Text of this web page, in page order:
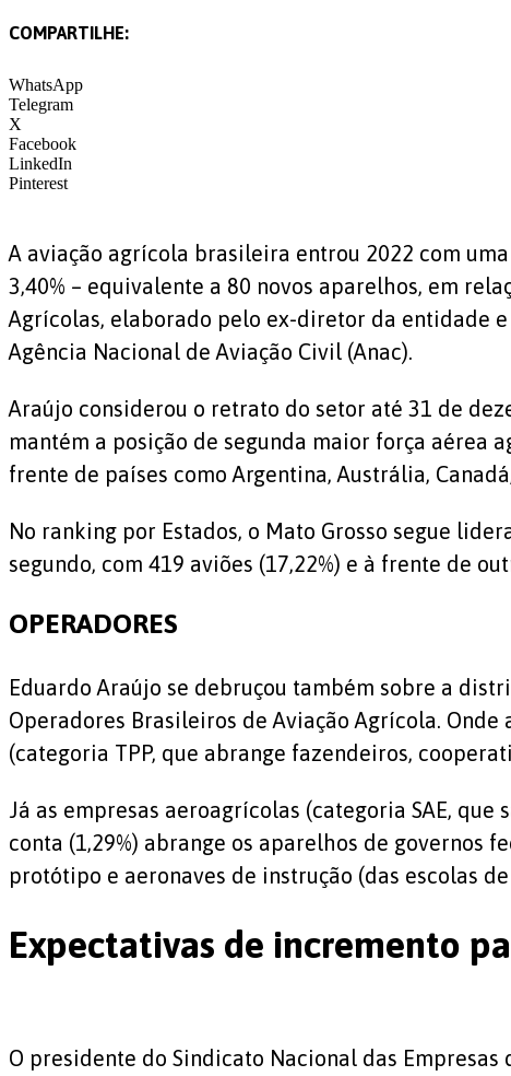
COMPARTILHE:
WhatsApp
Telegram
X
Facebook
LinkedIn
Pinterest
A aviação agrícola brasileira entrou 2022 com
3,40% – equivalente a 80 novos aparelhos, em
Agrícolas, elaborado pelo ex-diretor da entidade
Agência Nacional de Aviação Civil (Anac).
Araújo considerou o retrato do setor até 31 de
mantém a posição de segunda maior força aérea
frente de países como Argentina, Austrália,
No ranking por Estados, o Mato Grosso segue
segundo, com 419 aviões (17,22%) e à frente de
OPERADORES
Eduardo Araújo se debruçou também sobre a
Operadores Brasileiros de Aviação Agrícola.
(categoria TPP, que abrange fazendeiros,
Já as empresas aeroagrícolas (categoria SAE,
conta (1,29%) abrange os aparelhos de governos
protótipo e aeronaves de instrução (das escolas
Expectativas de incremento
O presidente do Sindicato Nacional das